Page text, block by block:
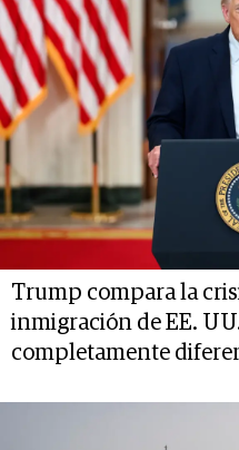
Trump compara la
inmigración de EE.
completamente